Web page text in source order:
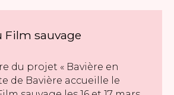
Film sauvage
du projet « Bavière en
de Bavière accueille le